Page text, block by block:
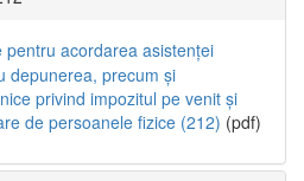
pentru acordarea asistenței
depunerea, precum și
privind impozitul pe venit și
de persoanele fizice (212) (pdf)